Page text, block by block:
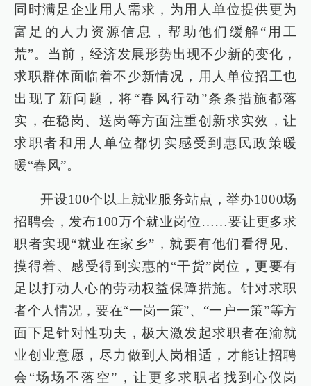
同时满足企业用人需求，为用人单位提供更为
富足的人力资源信息，帮助他们缓解“用工
荒”。当前，经济发展形势出现不少新的变化，
求职群体面临着不少新情况，用人单位招工也
出现了新问题，将“春风行动”条条措施都落
实，在稳岗、送岗等方面注重创新求实效，让
求职者和用人单位都切实感受到惠民政策暖
暖“春风”。
开设100个以上就业服务站点，举办1000场
招聘会，发布100万个就业岗位……要让更多求
职者实现“就业在家乡”，就要有他们看得见、
摸得着、感受得到实惠的“干货”岗位，更要有
足以打动人心的劳动权益保障措施。针对求职
者个人情况，要在“一岗一策”、“一户一策”等方
面下足针对性功夫，极大激发起求职者在渝就
业创业意愿，尽力做到人岗相适，才能让招聘
会“场场不落空”，让更多求职者找到心仪岗